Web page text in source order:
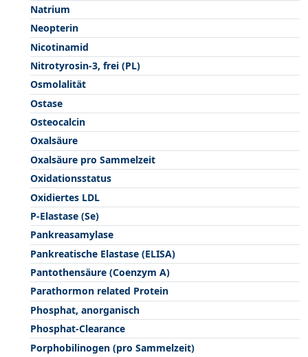
Natrium
Neopterin
Nicotinamid
Nitrotyrosin-3, frei (PL)
Osmolalität
Ostase
Osteocalcin
Oxalsäure
Oxalsäure pro Sammelzeit
Oxidationsstatus
Oxidiertes LDL
P-Elastase (Se)
Pankreasamylase
Pankreatische Elastase (ELISA)
Pantothensäure (Coenzym A)
Parathormon related Protein
Phosphat, anorganisch
Phosphat-Clearance
Porphobilinogen (pro Sammelzeit)